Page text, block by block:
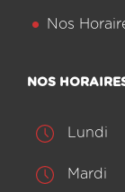
Nos
NOS
Lundi
Mardi